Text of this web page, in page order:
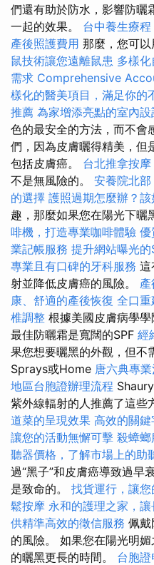
們還有助於防水，影響防曬
一起的效果。 台中養生療程
產後照護費用 那麼，您可以
鼠技術讓您遠離鼠患 多樣
需求 Comprehensive
樣化的醫美項目，滿足你的
推薦 為家增添亮點的室內設
色的最安全的方法，而不會
們，因為皮膚曬得精美，但
包括皮膚癌。 台北推拿按摩
不是無風險的。 安養院北
的選擇 護照過期怎麼辦？該
趣，那麼如果您在陽光下曬
啡機，打造專業咖啡體驗 優
業記帳服務 提升網站曝光
專業且有口碑的牙科服務 這
射並降低皮膚癌的風險。
康、舒適的產後恢復 全口
椎調整 根據美國皮膚病學
最佳防曬霜是寬闊的SPF 經
果您想要曬黑的外觀，但不
Sprays或Home 唐六典專
地區台胞證辦理流程
紫外線輻射的人推薦了這些
道菜的呈現效果 高效的關鍵
讓您的活動無懈可擊 殺蟑螂
聽器價格，了解市場上的助
過“黑子”和皮膚癌導致過早
是致命的。 找貨運行，讓
鬆按摩 永和的護理之家，
供精準高效的徵信服務 佩戴
的風險。 如果您在陽光明
的曬黑更長的時間。 台胞